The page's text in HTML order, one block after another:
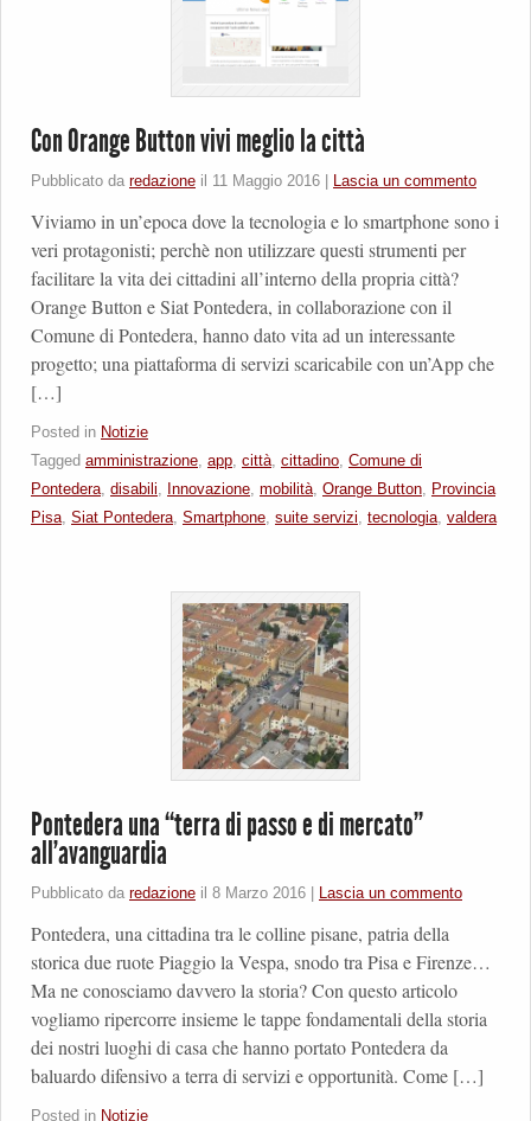
Con Orange Button vivi meglio la città
Pubblicato da redazione il 11 Maggio 2016 Lascia un commento
Viviamo in un’epoca dove la tecnologia e lo smartphone sono i
veri protagonisti; perchè non utilizzare questi strumenti per
facilitare la vita dei cittadini all’interno della propria città?
Orange Button e Siat Pontedera, in collaborazione con il
Comune di Pontedera, hanno dato vita ad un interessante
progetto; una piattaforma di servizi scaricabile con un’App che
[…]
Posted in Notizie
Tagged amministrazione, app, città, cittadino, Comune di
Pontedera, disabili, Innovazione, mobilità, Orange Button, Provincia
Pisa, Siat Pontedera, Smartphone, suite servizi, tecnologia, valdera
Pontedera una “terra di passo e di mercato”
all’avanguardia
Pubblicato da redazione il 8 Marzo 2016 Lascia un commento
Pontedera, una cittadina tra le colline pisane, patria della
storica due ruote Piaggio la Vespa, snodo tra Pisa e Firenze…
Ma ne conosciamo davvero la storia? Con questo articolo
vogliamo ripercorre insieme le tappe fondamentali della storia
dei nostri luoghi di casa che hanno portato Pontedera da
baluardo difensivo a terra di servizi e opportunità. Come […]
Posted in Notizie